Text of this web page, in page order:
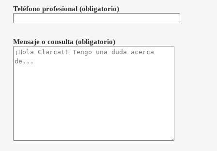
Teléfono profesional (obligatorio)
Mensaje o consulta (obligatorio)